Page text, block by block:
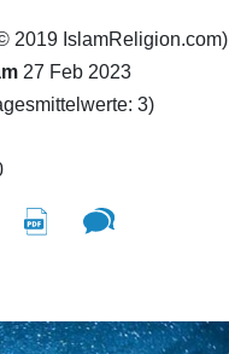
2019 IslamReligion.com)
27 Feb 2023
3)